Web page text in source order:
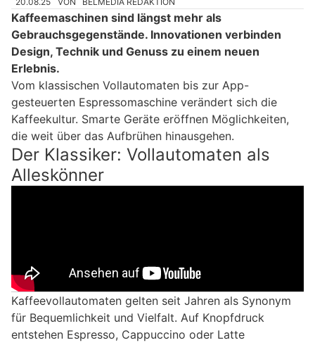
Kaffeemaschinen sind längst mehr als
Gebrauchsgegenstände. Innovationen verbinden
Design, Technik und Genuss zu einem neuen
Erlebnis.
Vom klassischen Vollautomaten bis zur App-
gesteuerten Espressomaschine verändert sich die
Kaffeekultur. Smarte Geräte eröffnen Möglichkeiten,
die weit über das Aufbrühen hinausgehen.
Der Klassiker: Vollautomaten als
Alleskönner
Kaffeevollautomaten gelten seit Jahren als Synonym
für Bequemlichkeit und Vielfalt. Auf Knopfdruck
entstehen Espresso, Cappuccino oder Latte